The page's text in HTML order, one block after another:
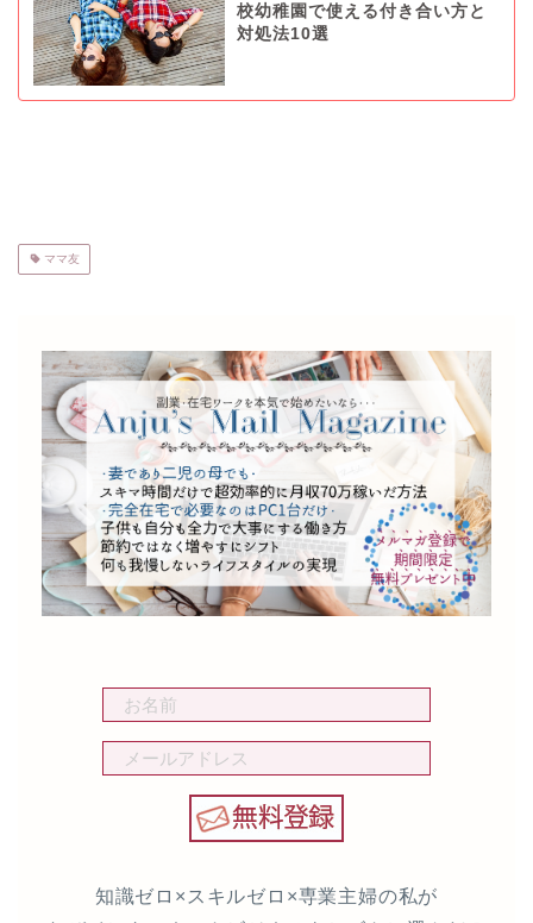
校幼稚園で使える付き合い方と
対処法10選
ママ友
知識ゼロ×スキルゼロ×専業主婦の私が